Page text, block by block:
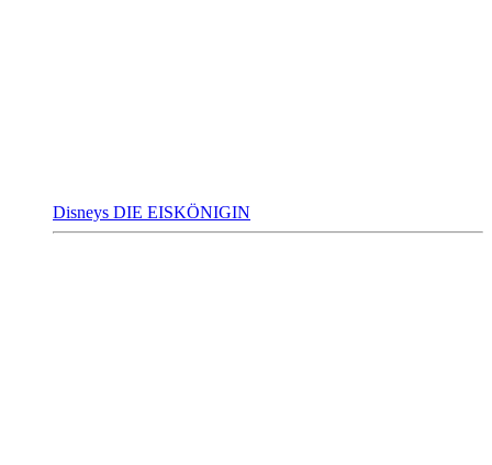
Disneys DIE EISKÖNIGIN